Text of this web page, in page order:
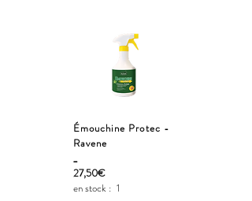
Émouchine Protec -
Ravene
_
27,50€
en stock : 1